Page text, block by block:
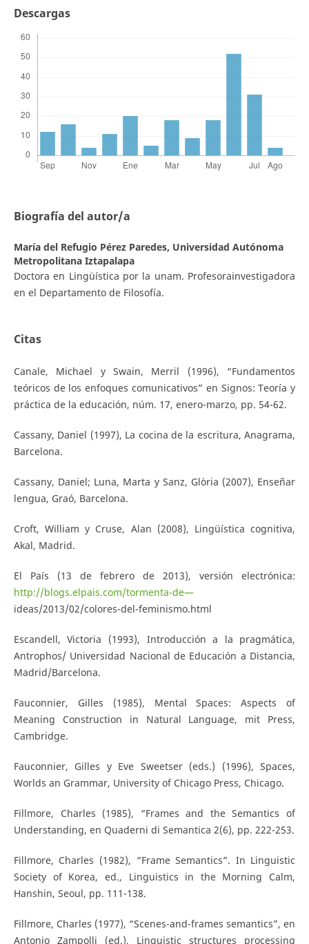
Descargas
Biografía del autor/a
María del Refugio Pérez Paredes, Universidad Autónoma
Metropolitana Iztapalapa
Doctora en Lingüística por la unam. Profesorainvestigadora
en el Departamento de Filosofía.
Citas
Canale, Michael y Swain, Merril (1996), “Fundamentos
teóricos de los enfoques comunicativos” en Signos: Teoría y
práctica de la educación, núm. 17, enero-marzo, pp. 54-62.
Cassany, Daniel (1997), La cocina de la escritura, Anagrama,
Barcelona.
Cassany, Daniel; Luna, Marta y Sanz, Glòria (2007), Enseñar
lengua, Graó, Barcelona.
Croft, William y Cruse, Alan (2008), Lingüística cognitiva,
Akal, Madrid.
El País (13 de febrero de 2013), versión electrónica:
http://blogs.elpais.com/tormenta-de—
ideas/2013/02/colores-del-feminismo.html
Escandell, Victoria (1993), Introducción a la pragmática,
Antrophos/ Universidad Nacional de Educación a Distancia,
Madrid/Barcelona.
Fauconnier, Gilles (1985), Mental Spaces: Aspects of
Meaning Construction in Natural Language, mit Press,
Cambridge.
Fauconnier, Gilles y Eve Sweetser (eds.) (1996), Spaces,
Worlds an Grammar, University of Chicago Press, Chicago.
Fillmore, Charles (1985), “Frames and the Semantics of
Understanding, en Quaderni di Semantica 2(6), pp. 222-253.
Fillmore, Charles (1982), “Frame Semantics”. In Linguistic
Society of Korea, ed., Linguistics in the Morning Calm,
Hanshin, Seoul, pp. 111-138.
Fillmore, Charles (1977), “Scenes-and-frames semantics”, en
Antonio Zampolli (ed.), Linguistic structures processing